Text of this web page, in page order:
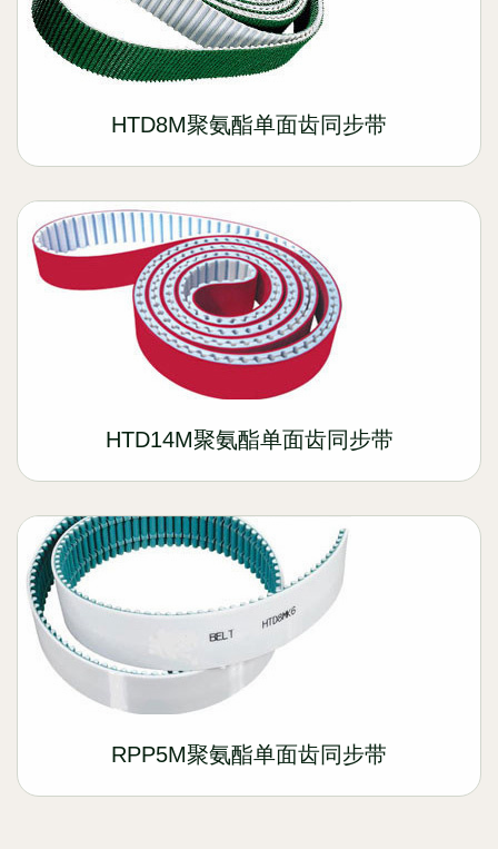
HTD8M聚氨酯单面齿同步带
HTD14M聚氨酯单面齿同步带
RPP5M聚氨酯单面齿同步带